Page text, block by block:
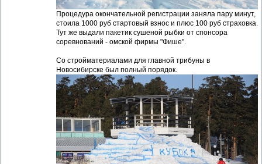
Процедура окончательной регистрации заняла пару минут,
стоила 1000 руб стартовый взнос и плюс 100 руб страховка.
Тут же выдали пакетик сушеной рыбки от спонсора
соревнований - омской фирмы "Фише".
Со стройматериалами для главной трибуны в
Новосибирске был полный порядок.